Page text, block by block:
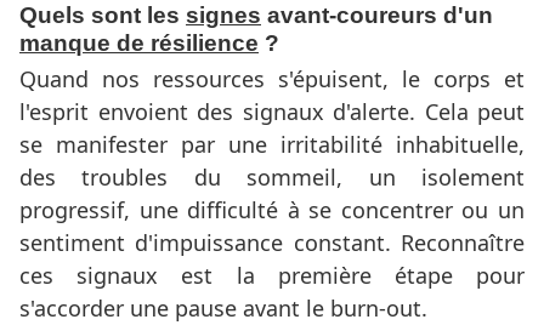
Quels sont les signes avant-coureurs d'un
manque de résilience ?
Quand nos ressources s'épuisent, le corps et
l'esprit envoient des signaux d'alerte. Cela peut
se manifester par une irritabilité inhabituelle,
des troubles du sommeil, un isolement
progressif, une difficulté à se concentrer ou un
sentiment d'impuissance constant. Reconnaître
ces signaux est la première étape pour
s'accorder une pause avant le burn-out.